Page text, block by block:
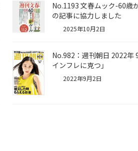
No.1193 文春ムック-60
の記事に協力しました
2025年10月2日
No.982：週刊朝日 2022年
インフレに克つ」
2022年9月2日